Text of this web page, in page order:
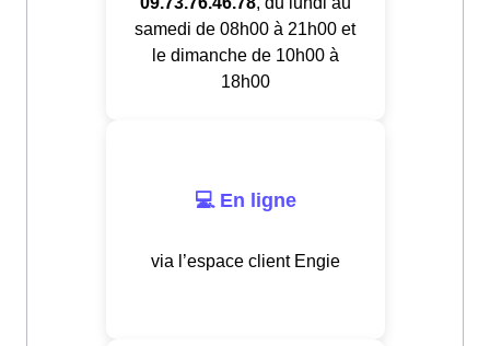
samedi de 08h00 à 21h00 et
le dimanche de 10h00 à
18h00
💻 En ligne
via l’espace client Engie